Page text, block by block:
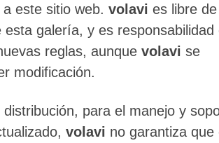
este sitio web. volavi es libre de
galería, y es responsabilidad
reglas, aunque volavi se
modificación.
para el manejo y
volavi no garantiza que